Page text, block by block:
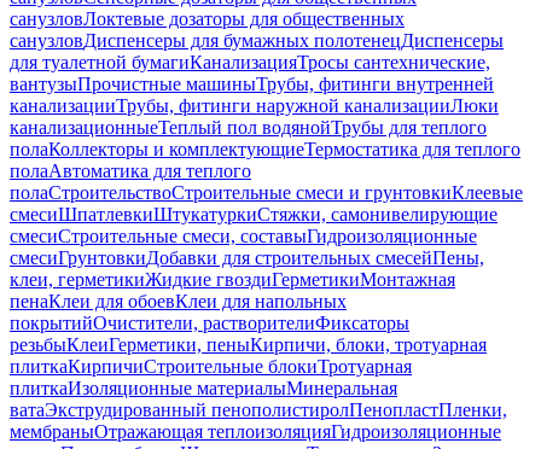
санузловЛоктевые дозаторы для общественных
санузловДиспенсеры для бумажных полотенецДиспенсеры
для туалетной бумагиКанализацияТросы сантехнические,
вантузыПрочистные машиныТрубы, фитинги внутренней
канализацииТрубы, фитинги наружной канализацииЛюки
канализационныеТеплый пол водянойТрубы для теплого
полаКоллекторы и комплектующиеТермостатика для теплого
полаАвтоматика для теплого
полаСтроительствоСтроительные смеси и грунтовкиКлеевые
смесиШпатлевкиШтукатуркиСтяжки, самонивелирующие
смесиСтроительные смеси, составыГидроизоляционные
смесиГрунтовкиДобавки для строительных смесейПены,
клеи, герметикиЖидкие гвоздиГерметикиМонтажная
пенаКлеи для обоевКлеи для напольных
покрытийОчистители, растворителиФиксаторы
резьбыКлеиГерметики, пеныКирпичи, блоки, тротуарная
плиткаКирпичиСтроительные блокиТротуарная
плиткаИзоляционные материалыМинеральная
ватаЭкструдированный пенополистиролПенопластПленки,
мембраныОтражающая теплоизоляцияГидроизоляционные